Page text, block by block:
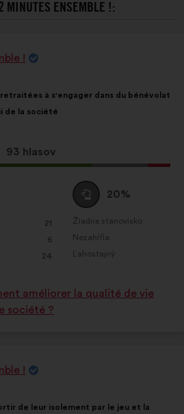
MINUTES ENSEMBLE !:
!
à s'engager dans du bénévolat
de la société
Tento
návrh
93 hlasov
21
6
24
Neutrálny
hlas
:
20%
Žiadne stanovisko
:krát
Nezahŕňa
:krát
Ľahostajný
:krát
améliorer la qualité de vie
société ?
!
de leur isolement par le jeu et la